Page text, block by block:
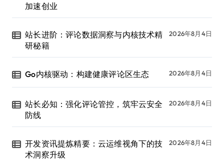
加速创业
站长进阶：评论数据洞察与内核技术精
研秘籍
2026年8月4日
Go内核驱动：构建健康评论区生态 2026年8月4日
站长必知：强化评论管控，筑牢云安全
防线
2026年8月4日
开发资讯提炼精要：云运维视角下的技
术洞察升级
2026年8月4日